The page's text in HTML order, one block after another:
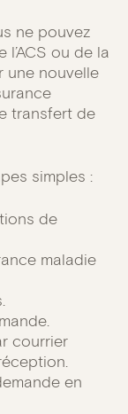
ne pouvez
ou de la
une nouvelle
transfert de
simples :
de
maladie
courrier
en